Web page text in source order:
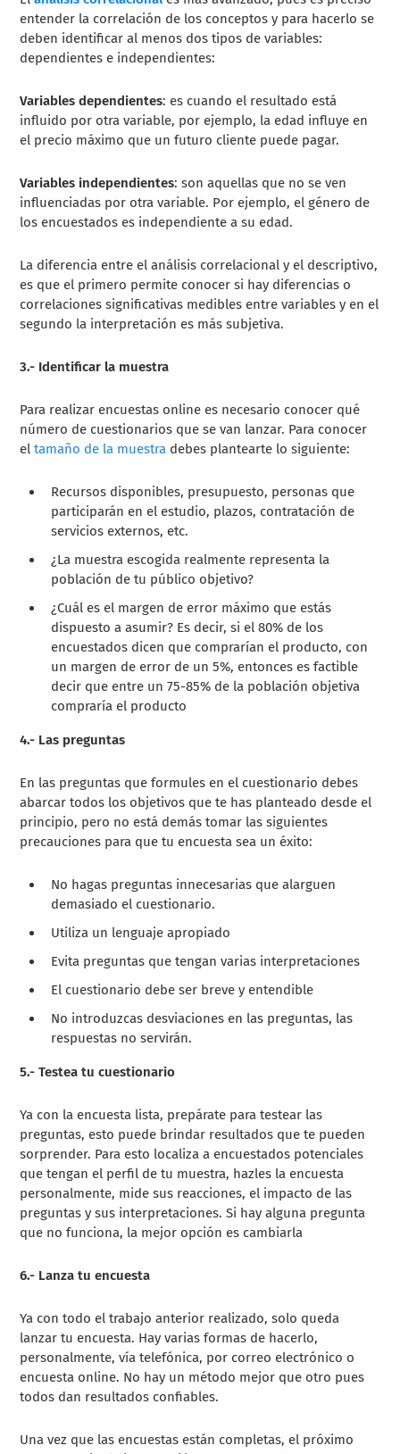
entender la correlación de los conceptos y para hacerlo se
deben identificar al menos dos tipos de variables:
dependientes e independientes:
Variables dependientes: es cuando el resultado está
influido por otra variable, por ejemplo, la edad influye en
el precio máximo que un futuro cliente puede pagar.
Variables independientes: son aquellas que no se ven
influenciadas por otra variable. Por ejemplo, el género de
los encuestados es independiente a su edad.
La diferencia entre el análisis correlacional y el descriptivo,
es que el primero permite conocer si hay diferencias o
correlaciones significativas medibles entre variables y en el
segundo la interpretación es más subjetiva.
3.- Identificar la muestra
Para realizar encuestas online es necesario conocer qué
número de cuestionarios que se van lanzar. Para conocer
eltamaño de la muestra debes plantearte lo siguiente:
Recursos disponibles, presupuesto, personas que
participarán en el estudio, plazos, contratación de
servicios externos, etc.
¿La muestra escogida realmente representa la
población de tu público objetivo?
¿Cuál es el margen de error máximo que estás
dispuesto a asumir? Es decir, si el 80% de los
encuestados dicen que comprarían el producto, con
un margen de error de un 5%, entonces es factible
decir que entre un 75-85% de la población objetiva
compraría el producto
4.- Las preguntas
En las preguntas que formules en el cuestionario debes
abarcar todos los objetivos que te has planteado desde el
principio, pero no está demás tomar las siguientes
precauciones para que tu encuesta sea un éxito:
No hagas preguntas innecesarias que alarguen
demasiado el cuestionario.
Utiliza un lenguaje apropiado
Evita preguntas que tengan varias interpretaciones
El cuestionario debe ser breve y entendible
No introduzcas desviaciones en las preguntas, las
respuestas no servirán.
5.- Testea tu cuestionario
Ya con la encuesta lista, prepárate para testear las
preguntas, esto puede brindar resultados que te pueden
sorprender. Para esto localiza a encuestados potenciales
que tengan el perfil de tu muestra, hazles la encuesta
personalmente, mide sus reacciones, el impacto de las
preguntas y sus interpretaciones. Si hay alguna pregunta
que no funciona, la mejor opción es cambiarla
6.- Lanza tu encuesta
Ya con todo el trabajo anterior realizado, solo queda
lanzar tu encuesta. Hay varias formas de hacerlo,
personalmente, vía telefónica, por correo electrónico o
encuesta online. No hay un método mejor que otro pues
todos dan resultados confiables.
Una vez que las encuestas están completas, el próximo